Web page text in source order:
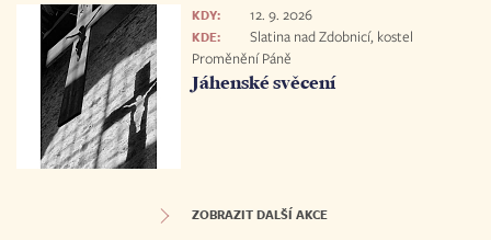
KDY: 12. 9. 2026
KDE:
Slatina nad Zdobnicí, kostel
Proměnění Páně
Jáhenské svěcení
ZOBRAZIT DALŠÍ AKCE